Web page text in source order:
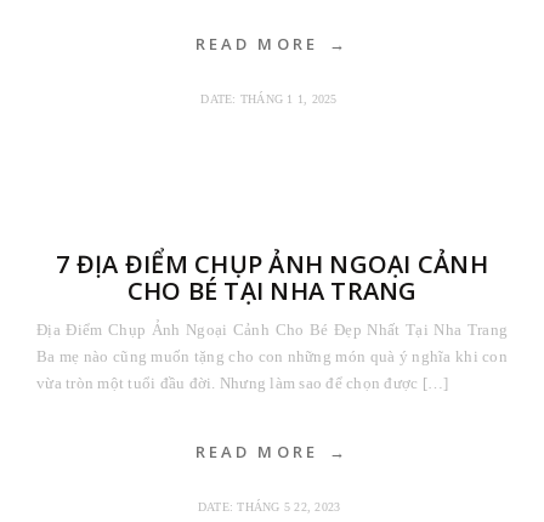
READ MORE
DATE: THÁNG 1 1, 2025
7 ĐỊA ĐIỂM CHỤP ẢNH NGOẠI CẢNH
CHO BÉ TẠI NHA TRANG
Địa Điểm Chụp Ảnh Ngoại Cảnh Cho Bé Đẹp Nhất Tại Nha Trang
Ba mẹ nào cũng muốn tặng cho con những món quà ý nghĩa khi con
vừa tròn một tuổi đầu đời. Nhưng làm sao để chọn được […]
READ MORE
DATE:THÁNG 5 22, 2023